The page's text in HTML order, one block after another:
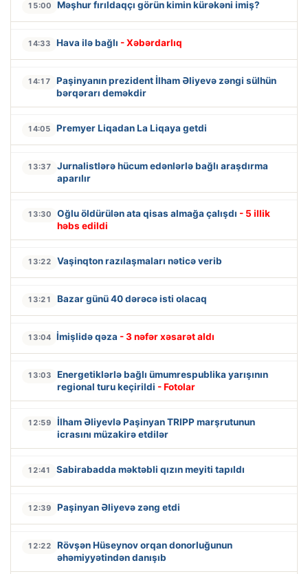
15:00 Məşhur fırıldaqçı görün kimin kürəkəni imiş?
14:33 Hava ilə bağlı - Xəbərdarlıq
14:17
Paşinyanın prezident İlham Əliyevə zəngi sülhün
bərqərarı deməkdir
14:05 Premyer Liqadan La Liqaya getdi
13:37
Jurnalistlərə hücum edənlərlə bağlı araşdırma
aparılır
13:30 Oğlu öldürülən ata qisas almağa çalışdı - 5 illik
həbs edildi
13:22 Vaşinqton razılaşmaları nəticə verib
13:21 Bazar günü 40 dərəcə isti olacaq
13:04 İmişlidə qəza - 3 nəfər xəsarət aldı
13:03
Energetiklərlə bağlı ümumrespublika yarışının
regional turu keçirildi - Fotolar
12:59
İlham Əliyevlə Paşinyan TRIPP marşrutunun
icrasını müzakirə etdilər
12:41 Sabirabadda məktəbli qızın meyiti tapıldı
12:39 Paşinyan Əliyevə zəng etdi
12:22
Rövşən Hüseynov orqan donorluğunun
əhəmiyyətindən danışıb